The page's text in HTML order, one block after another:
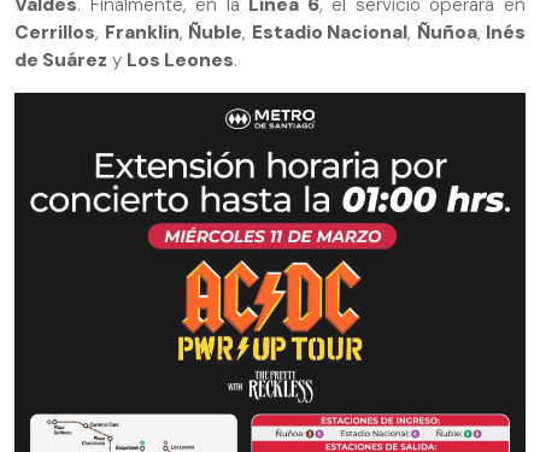
Cerrillos, Franklin, Ñuble, Estadio Nacional, Ñuñoa, Inés
de Suárez y Los Leones.